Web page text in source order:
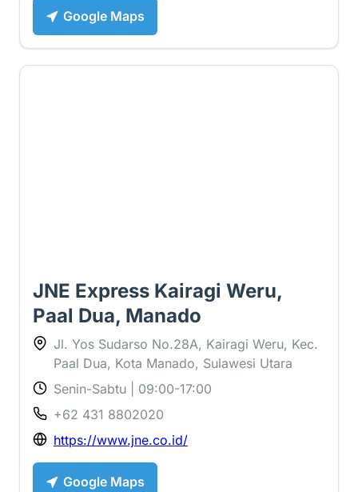
Google Maps
JNE Express Kairagi Weru,
Paal Dua, Manado
Jl. Yos Sudarso No.28A, Kairagi Weru, Kec.
Paal Dua, Kota Manado, Sulawesi Utara
Senin-Sabtu | 09:00-17:00
+62 431 8802020
https://www.jne.co.id/
Google Maps